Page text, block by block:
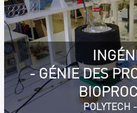
- GÉNIE DES
POLYTECH